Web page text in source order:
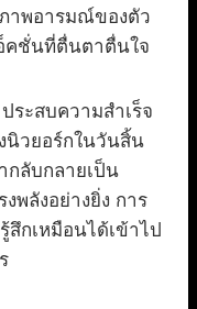
าพอารมณ์ของตัว
คชั่นที่ตื่นตาตื่นใจ
ระสบความสำเร็จ
นิวยอร์กในวันสิ้น
กลับกลายเป็น
พลังอย่างยิ่ง การ
กเหมือนได้เข้าไป